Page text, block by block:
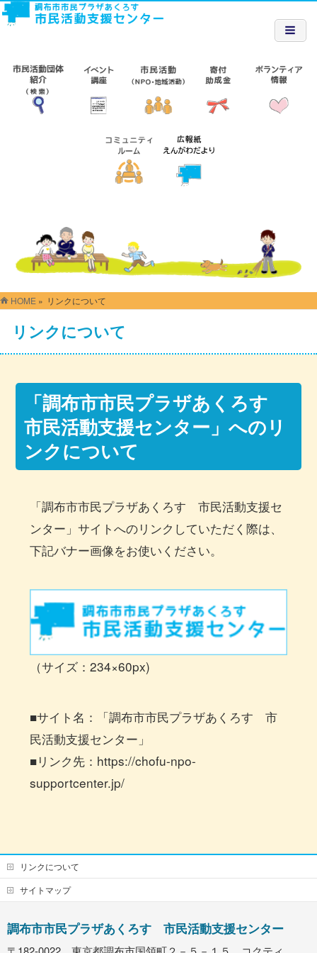
HOME » リンクについて
リンクについて
「調布市市民プラザあくろす
市民活動支援センター」へのリ
ンクについて
「調布市市民プラザあくろす 市民活動支援セ
ンター」サイトへのリンクしていただく際は、
下記バナー画像をお使いください。
（サイズ：234×60px)
■サイト名：「調布市市民プラザあくろす 市
民活動支援センター」
■リンク先：https://chofu-npo-
supportcenter.jp/
リンクについて
サイトマップ
調布市市民プラザあくろす 市民活動支援センター